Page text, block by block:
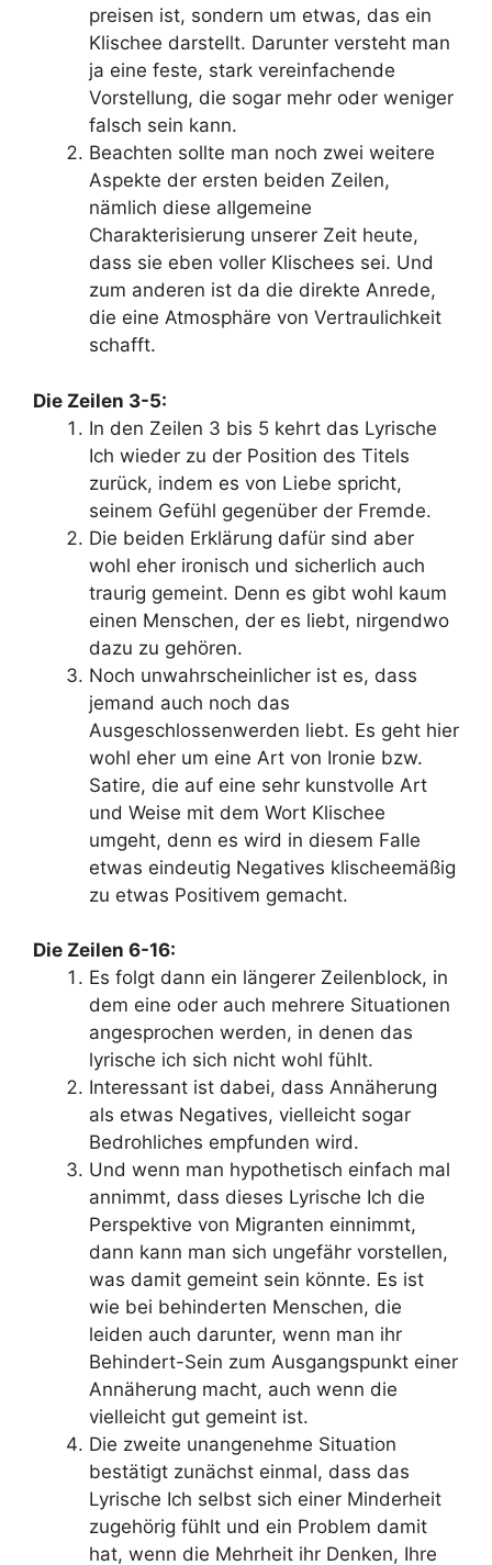
preisen ist, sondern um etwas, das ein
Klischee darstellt. Darunter versteht man
ja eine feste, stark vereinfachende
Vorstellung, die sogar mehr oder weniger
falsch sein kann.
Beachten sollte man noch zwei weitere
Aspekte der ersten beiden Zeilen,
nämlich diese allgemeine
Charakterisierung unserer Zeit heute,
dass sie eben voller Klischees sei. Und
zum anderen ist da die direkte Anrede,
die eine Atmosphäre von Vertraulichkeit
schafft.
Die Zeilen 3-5:
In den Zeilen 3 bis 5 kehrt das Lyrische
Ich wieder zu der Position des Titels
zurück, indem es von Liebe spricht,
seinem Gefühl gegenüber der Fremde.
Die beiden Erklärung dafür sind aber
wohl eher ironisch und sicherlich auch
traurig gemeint. Denn es gibt wohl kaum
einen Menschen, der es liebt, nirgendwo
dazu zu gehören.
Noch unwahrscheinlicher ist es, dass
jemand auch noch das
Ausgeschlossenwerden liebt. Es geht hier
wohl eher um eine Art von Ironie bzw.
Satire, die auf eine sehr kunstvolle Art
und Weise mit dem Wort Klischee
umgeht, denn es wird in diesem Falle
etwas eindeutig Negatives klischeemäßig
zu etwas Positivem gemacht.
Die Zeilen 6-16:
Es folgt dann ein längerer Zeilenblock, in
dem eine oder auch mehrere Situationen
angesprochen werden, in denen das
lyrische ich sich nicht wohl fühlt.
Interessant ist dabei, dass Annäherung
als etwas Negatives, vielleicht sogar
Bedrohliches empfunden wird.
Und wenn man hypothetisch einfach mal
annimmt, dass dieses Lyrische Ich die
Perspektive von Migranten einnimmt,
dann kann man sich ungefähr vorstellen,
was damit gemeint sein könnte. Es ist
wie bei behinderten Menschen, die
leiden auch darunter, wenn man ihr
Behindert-Sein zum Ausgangspunkt einer
Annäherung macht, auch wenn die
vielleicht gut gemeint ist.
Die zweite unangenehme Situation
bestätigt zunächst einmal, dass das
Lyrische Ich selbst sich einer Minderheit
zugehörig fühlt und ein Problem damit
hat, wenn die Mehrheit ihr Denken, Ihre